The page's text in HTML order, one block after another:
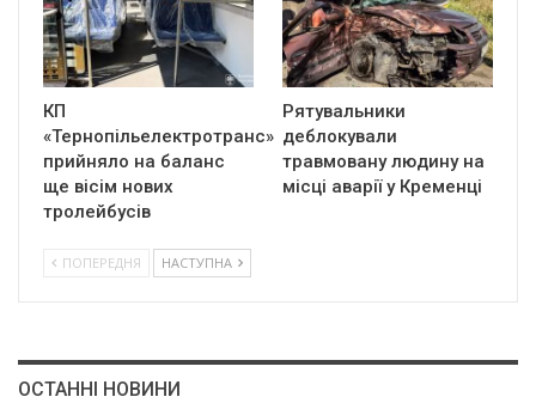
КП
«Тернопільелектротранс»
прийняло на баланс
ще вісім нових
тролейбусів
Рятувальники
деблокували
травмовану людину на
місці аварії у Кременці
ПОПЕРЕДНЯ НАСТУПНА
ОСТАННІ НОВИНИ